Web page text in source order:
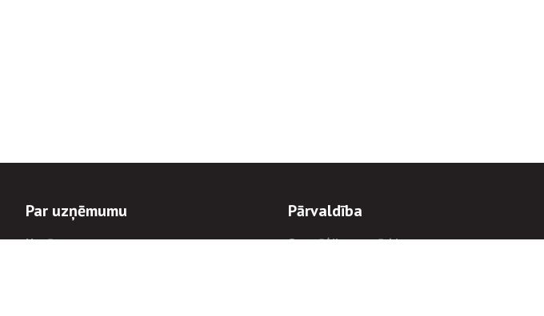
Par uzņēmumu
Uzņēmums
Pārvaldība
Stratēģija un mērķi